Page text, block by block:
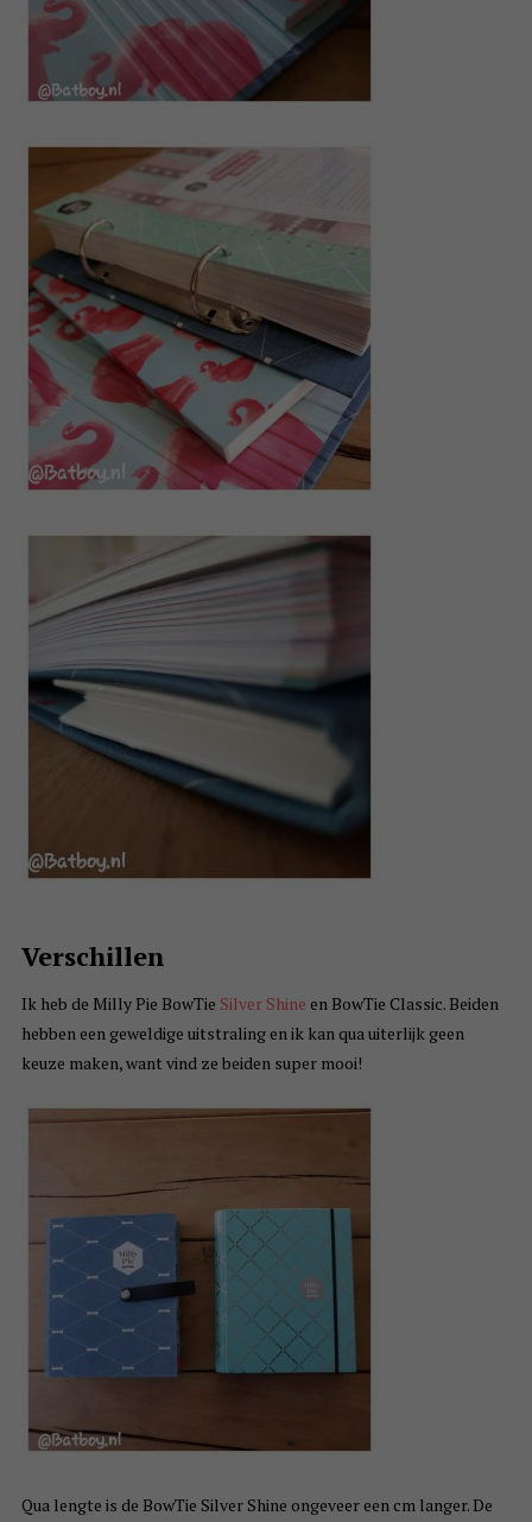
Verschillen
Ik heb de Milly Pie BowTie Silver Shine en BowTie Classic. Beiden
hebben een geweldige uitstraling en ik kan qua uiterlijk geen
keuze maken, want vind ze beiden super mooi!
Qua lengte is de BowTie Silver Shine ongeveer een cm langer. De